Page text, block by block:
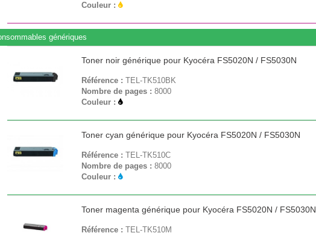
Couleur :
génériques
Toner noir générique pour Kyocéra FS5020N / FS5030N
Référence :TEL-TK510BK
Nombre de pages :8000
Couleur :
Toner cyan générique pour Kyocéra FS5020N / FS5030N
Référence :TEL-TK510C
Nombre de pages :8000
Couleur :
Toner magenta générique pour Kyocéra FS5020N / FS5030N
Référence :TEL-TK510M